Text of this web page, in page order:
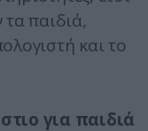
παιδιά,
και το
για παιδιά